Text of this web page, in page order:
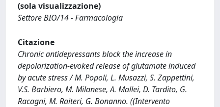
(sola visualizzazione)
Settore BIO/14 - Farmacologia
Citazione
Chronic antidepressants block the increase in
depolarization-evoked release of glutamate induced
by acute stress / M. Popoli, L. Musazzi, S. Zappettini,
V.S. Barbiero, M. Milanese, A. Mallei, D. Tardito, G.
Racagni, M. Raiteri, G. Bonanno. ((Intervento